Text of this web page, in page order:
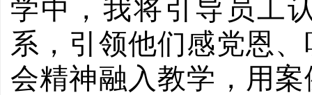
学中，我将引导员工
系，引领他们感党恩
会精神融入教学，用